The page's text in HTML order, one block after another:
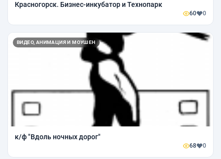
Красногорск. Бизнес-инкубатор и Технопарк
60 0
ВИДЕО, АНИМАЦИЯ И МОУШЕН
к/ф "Вдоль ночных дорог"
68 0